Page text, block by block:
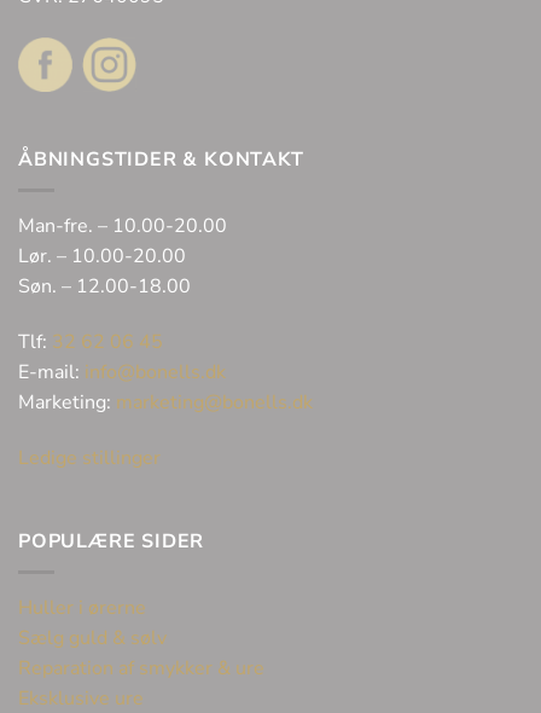
ÅBNINGSTIDER & KONTAKT
Man-fre. – 10.00-20.00
Lør. – 10.00-20.00
Søn. – 12.00-18.00
Tlf: 32 62 06 45
E-mail: info@bonells.dk
Marketing: marketing@bonells.dk
Ledige stillinger
POPULÆRE SIDER
Huller i ørerne
Sælg guld & sølv
Reparation af smykker & ure
Eksklusive ure